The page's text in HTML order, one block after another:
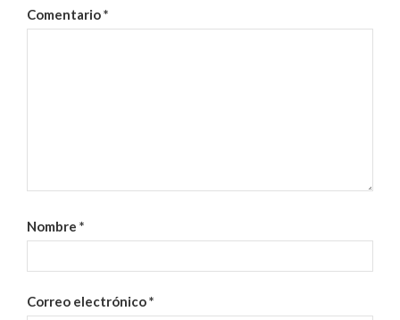
Comentario*
Nombre *
Correo electrónico*